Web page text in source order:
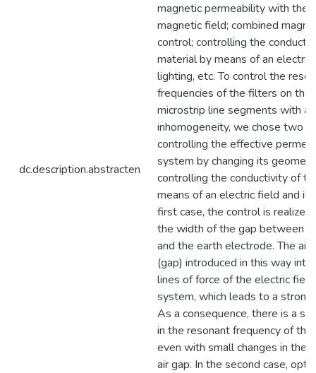
dc.description.abstracten
magnetic permeability with the
magnetic field; combined
control; controlling the
material by means of an electric
lighting, etc. To control the
frequencies of the filters on the
microstrip line segments with a
inhomogeneity, we chose two
controlling the effective
system by changing its
controlling the conductivity of
means of an electric field and
first case, the control is realized
the width of the gap between
and the earth electrode. The air
(gap) introduced in this way
lines of force of the electric
system, which leads to a
As a consequence, there is a
in the resonant frequency of
even with small changes in the
air gap. In the second case,